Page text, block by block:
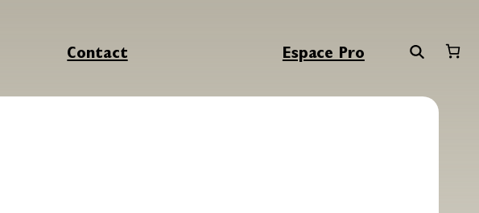
Contact Espace Pro